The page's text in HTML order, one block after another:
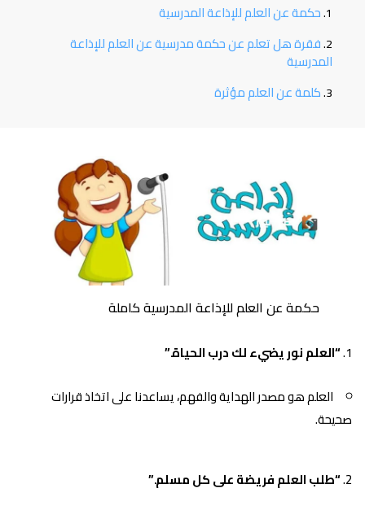
حكمة عن العلم للإذاعة المدرسية
فقرة هل تعلم عن حكمة مدرسية عن العلم للإذاعة
المدرسية
كلمة عن العلم مؤثرة
حكمة عن العلم للإذاعة المدرسية كاملة
“العلم نور يضيء لك درب الحياة.”
العلم هو مصدر الهداية والفهم، يساعدنا على اتخاذ قرارات
صحيحة.
“طلب العلم فريضة على كل مسلم.”